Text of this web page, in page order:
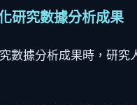
研究數據分析成果
數據分析成果時，研究